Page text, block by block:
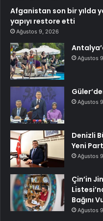
Afganistan son bir yılda
yapıyı restore etti
Ağustos 9, 2026
Ağustos
Ağustos
Denizli
Yeni
Ağustos
Çin’in
Bağını
Ağustos